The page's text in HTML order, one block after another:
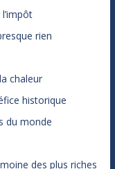
rien
chaleur
historique
du monde
des plus riches